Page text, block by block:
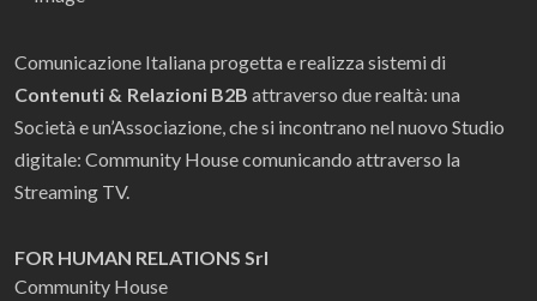
Comunicazione Italiana progetta e realizza sistemi di
Contenuti & Relazioni B2B attraverso due realtà: una
Società e un’Associazione, che si incontrano nel nuovo Studio
digitale: Community House comunicando attraverso la
Streaming TV.
FOR HUMAN RELATIONS Srl
Community House